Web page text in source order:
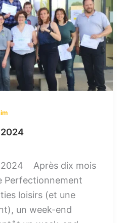
2024 Après dix mois
Perfectionnement
loisirs (et une
un week-end